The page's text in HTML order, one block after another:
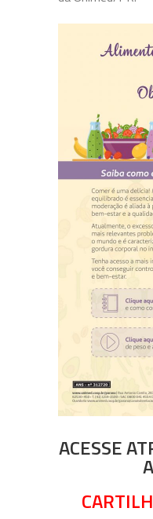
ACESSE